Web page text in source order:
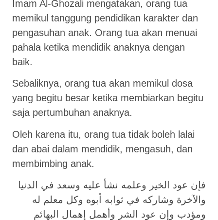
Imam Al-Ghozali mengatakan, orang tua
memikul tanggung pendidikan karakter dan
pengasuhan anak. Orang tua akan menuai
pahala ketika mendidik anaknya dengan
baik.
Sebaliknya, orang tua akan memikul dosa
yang begitu besar ketika membiarkan begitu
saja pertumbuhan anaknya.
Oleh karena itu, orang tua tidak boleh lalai
dan abai dalam mendidik, mengasuh, dan
membimbing anak.
فإن عود الخير وعلمه نشأ عليه وسعد في الدنيا
والآخرة وشاركه في ثوابه أبوه وكل معلم له
ومؤدب وإن عود الشر وأهمل إهمال البهائم